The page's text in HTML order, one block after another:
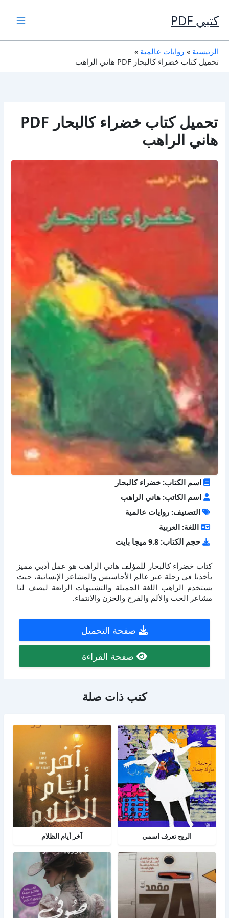
إلى
المحتوى
كتبي PDF
الرئيسية
روايات عالمية
تحميل كتاب خضراء كالبحار PDF هاني الراهب
تحميل كتاب خضراء كالبحار PDF
هاني الراهب
اسم الكتاب: خضراء كالبحار
اسم الكاتب: هاني الراهب
التصنيف: روايات عالمية
اللغة: العربية
حجم الكتاب: 9.8 ميجا بايت
كتاب خضراء كالبحار للمؤلف هاني الراهب هو عمل أدبي مميز
يأخذنا في رحلة عبر عالم الأحاسيس والمشاعر الإنسانية، حيث
يستخدم الراهب اللغة الجميلة والتشبيهات الرائعة ليصف لنا
مشاعر الحب والألم والفرح والحزن والانتماء.
صفحة التحميل
صفحة القراءة
كتب ذات صلة
الريح تعرف اسمي آخر أيام الظلام